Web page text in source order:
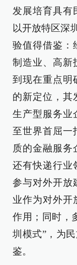
发展培育具有
以开放特区深
验值得借鉴：
制造业、高新
到现在重点明
的新定位，其
生产型服务业
至世界首屈
质的金融服
还有快递行
参与对外开放
业作为对外开
作用；同时，
圳模式”，为
鉴。